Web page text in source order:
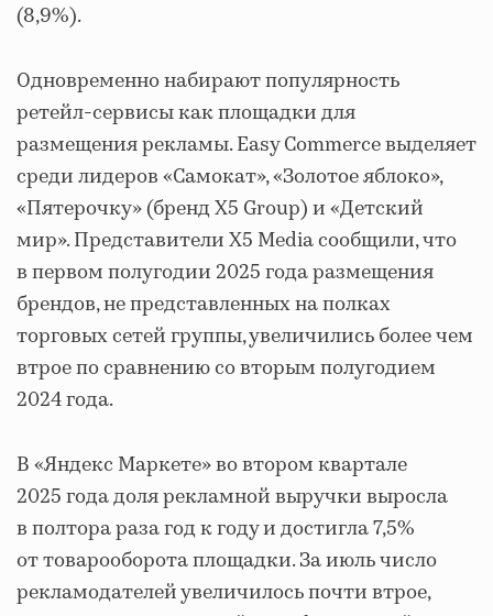
(8,9%).
Одновременно набирают популярность
ретейл-сервисы как площадки для
размещения рекламы. Easy Commerce выделяет
среди лидеров «Самокат», «Золотое яблоко»,
«Пятерочку» (бренд X5 Group) и «Детский
мир». Представители X5 Media сообщили, что
в первом полугодии 2025 года размещения
брендов, не представленных на полках
торговых сетей группы, увеличились более чем
втрое по сравнению со вторым полугодием
2024 года.
В «Яндекс Маркете» во втором квартале
2025 года доля рекламной выручки выросла
в полтора раза год к году и достигла 7,5%
от товарооборота площадки. За июль число
рекламодателей увеличилось почти втрое,